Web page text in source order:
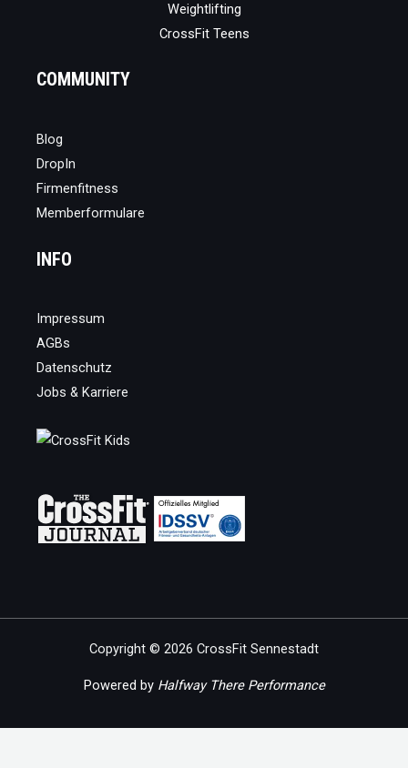
Weightlifting
CrossFit Teens
COMMUNITY
Blog
DropIn
Firmenfitness
Memberformulare
INFO
Impressum
AGBs
Datenschutz
Jobs & Karriere
Copyright © 2026 CrossFit Sennestadt
Powered by Halfway There Performance